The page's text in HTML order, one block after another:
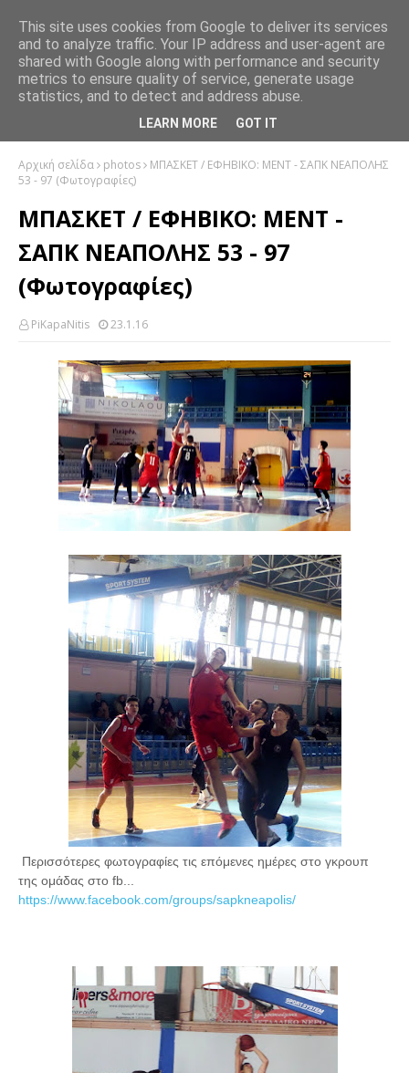
Αρχική σελίδα photos
ΜΠΑΣΚΕΤ / ΕΦΗΒΙΚΟ: ΜΕΝΤ - ΣΑΠΚ ΝΕΑΠΟΛΗΣ
53 - 97 (Φωτογραφίες)
ΜΠΑΣΚΕΤ / ΕΦΗΒΙΚΟ: ΜΕΝΤ -
ΣΑΠΚ ΝΕΑΠΟΛΗΣ 53 - 97
(Φωτογραφίες)
PiKapaNitis 23.1.16
Περισσότερες φωτογραφίες τις επόμενες ημέρες στο γκρουπ
της ομάδας στο fb...
https://www.facebook.com/groups/sapkneapolis/
This site uses cookies from Google to deliver its services
and to analyze traffic. Your IP address and user-agent are
shared with Google along with performance and security
metrics to ensure quality of service, generate usage
statistics, and to detect and address abuse.
LEARN MORE GOT IT